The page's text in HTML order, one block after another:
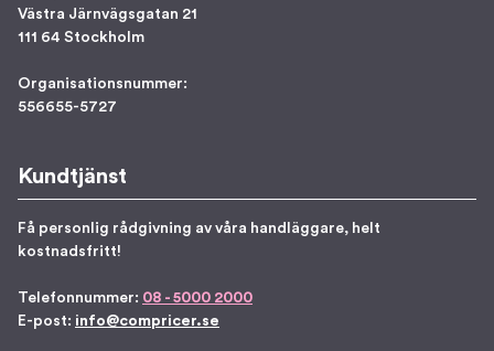
Västra Järnvägsgatan 21
111 64 Stockholm
Organisationsnummer:
556655-5727
Kundtjänst
Få personlig rådgivning av våra handläggare, helt
kostnadsfritt!
Telefonnummer: 08 - 5000 2000
E-post: info@compricer.se